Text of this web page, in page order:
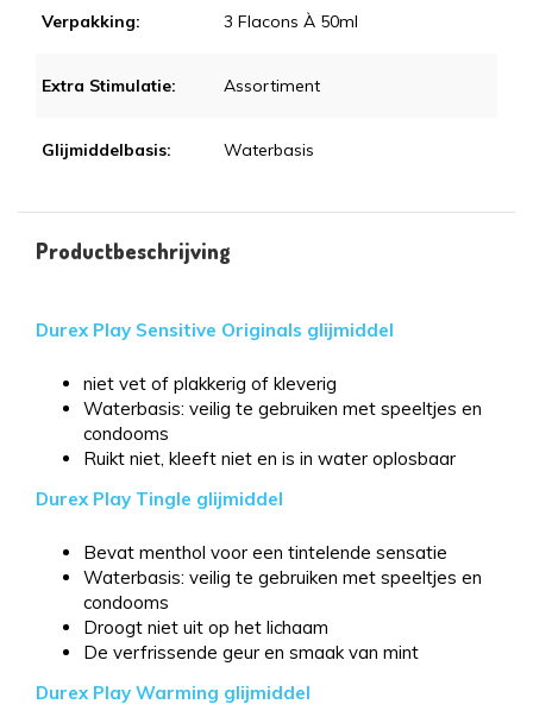
Verpakking: 3 Flacons À 50ml
Extra Stimulatie: Assortiment
Glijmiddelbasis: Waterbasis
Productbeschrijving
Durex Play Sensitive Originals glijmiddel
niet vet of plakkerig of kleverig
Waterbasis: veilig te gebruiken met speeltjes en
condooms
Ruikt niet, kleeft niet en is in water oplosbaar
Durex Play Tingle glijmiddel
Bevat menthol voor een tintelende sensatie
Waterbasis: veilig te gebruiken met speeltjes en
condooms
Droogt niet uit op het lichaam
De verfrissende geur en smaak van mint
Durex Play Warming glijmiddel